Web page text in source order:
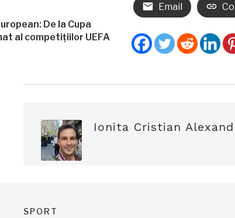
De la Cupa
al competițiilor UEFA
Email
Ionita Cristian
SPORT